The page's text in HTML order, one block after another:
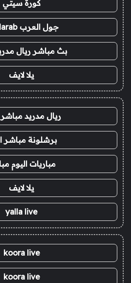
كورة سيتي
جول العرب goalarab
بث مباشر ريال
يلا لايف
ريال مدريد مباشر
برشلونة مباشر
مباريات اليوم
يلا لايف
yalla live
koora live
koora live